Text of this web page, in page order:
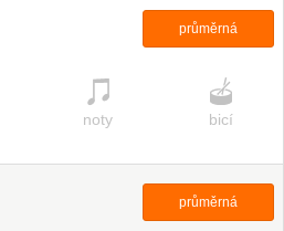
průměrná
noty bicí
průměrná